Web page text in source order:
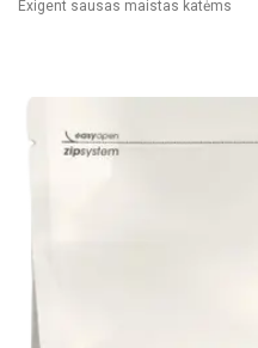
Exigent sausas maistas katėms